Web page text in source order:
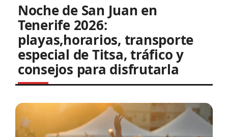
Noche de San Juan en
Tenerife 2026:
playas,horarios, transporte
especial de Titsa, tráfico y
consejos para disfrutarla